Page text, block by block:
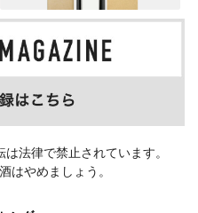
法律で禁止されています。
はやめましょう。